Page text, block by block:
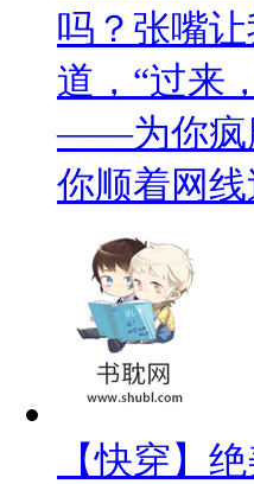
吗？张嘴
道，“过来
——为你疯
你顺着网线
【快穿】